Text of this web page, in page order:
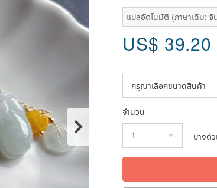
แปลอัตโนมัติ (ภาษาเดิม: จี
US$ 39.20
จำนวน
บางตั